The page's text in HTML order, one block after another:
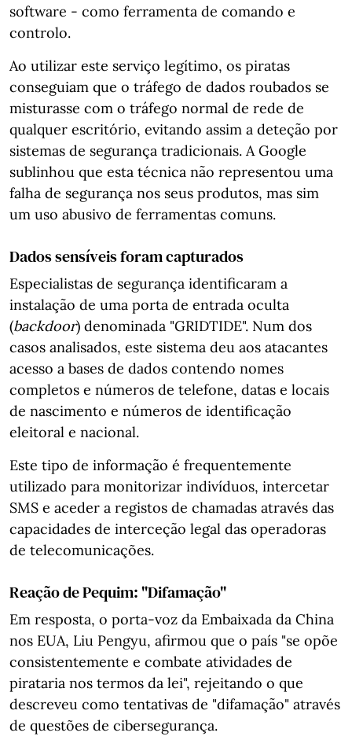
software - como ferramenta de comando e
controlo.
Ao utilizar este serviço legítimo, os piratas
conseguiam que o tráfego de dados roubados se
misturasse com o tráfego normal de rede de
qualquer escritório, evitando assim a deteção por
sistemas de segurança tradicionais. A Google
sublinhou que esta técnica não representou uma
falha de segurança nos seus produtos, mas sim
um uso abusivo de ferramentas comuns.
Dados sensíveis foram capturados
Especialistas de segurança identificaram a
instalação de uma porta de entrada oculta
(backdoor) denominada "GRIDTIDE". Num dos
casos analisados, este sistema deu aos atacantes
acesso a bases de dados contendo nomes
completos e números de telefone, datas e locais
de nascimento e números de identificação
eleitoral e nacional.
Este tipo de informação é frequentemente
utilizado para monitorizar indivíduos, intercetar
SMS e aceder a registos de chamadas através das
capacidades de interceção legal das operadoras
de telecomunicações.
Reação de Pequim: "Difamação"
Em resposta, o porta-voz da Embaixada da China
nos EUA, Liu Pengyu, afirmou que o país "se opõe
consistentemente e combate atividades de
pirataria nos termos da lei", rejeitando o que
descreveu como tentativas de "difamação" através
de questões de cibersegurança.